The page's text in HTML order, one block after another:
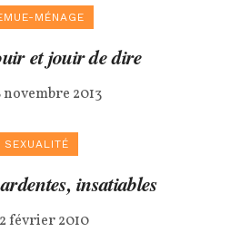
MÉNAGE
et jouir de dire
novembre 2013
SEXUALITÉ
insatiables
2 février 2010